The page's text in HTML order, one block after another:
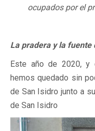
ocupados por el
La pradera y la fuente
Este año de 2020, y
hemos quedado sin
de San Isidro junto a
de San Isidro